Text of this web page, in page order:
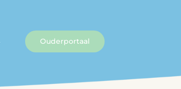
Ouderportaal